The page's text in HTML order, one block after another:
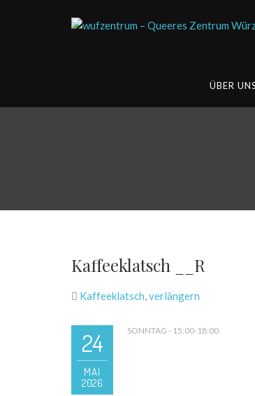
ÜBER UNS
Kaffeeklatsch __R
Kaffeeklatsch,verlängern
24
MAI
2026
SONNTAG - 15:00-18:00